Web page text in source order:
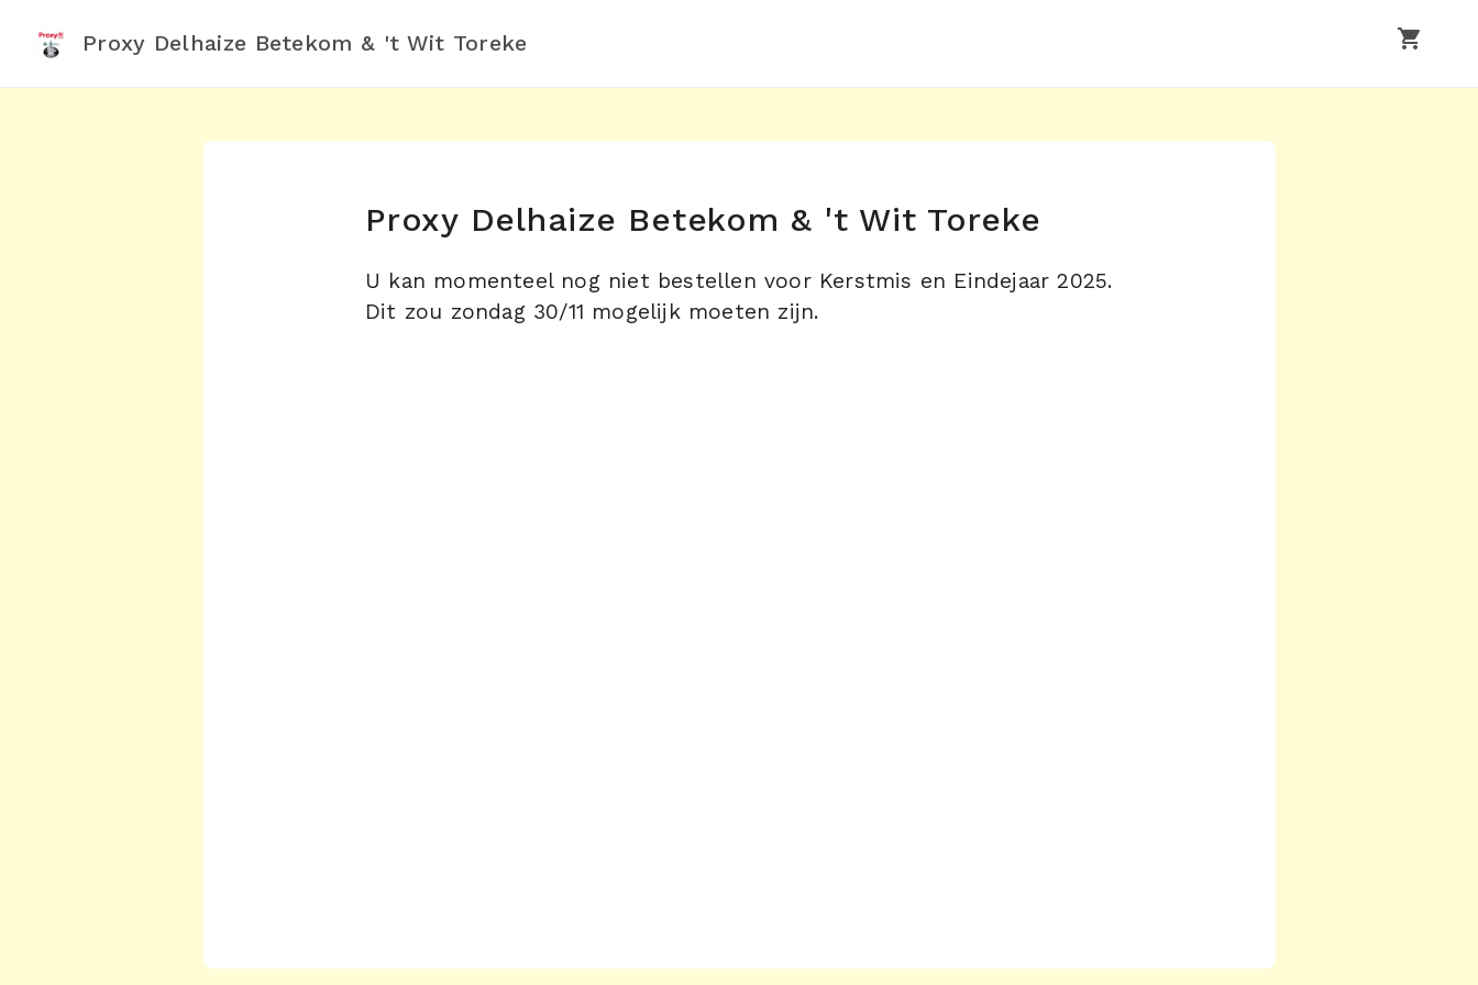
Proxy Delhaize Betekom & 't Wit Toreke shopping_cart
Proxy Delhaize Betekom & 't Wit Toreke
U kan momenteel nog niet bestellen voor Kerstmis en Eindejaar 2025.
Dit zou zondag 30/11 mogelijk moeten zijn.